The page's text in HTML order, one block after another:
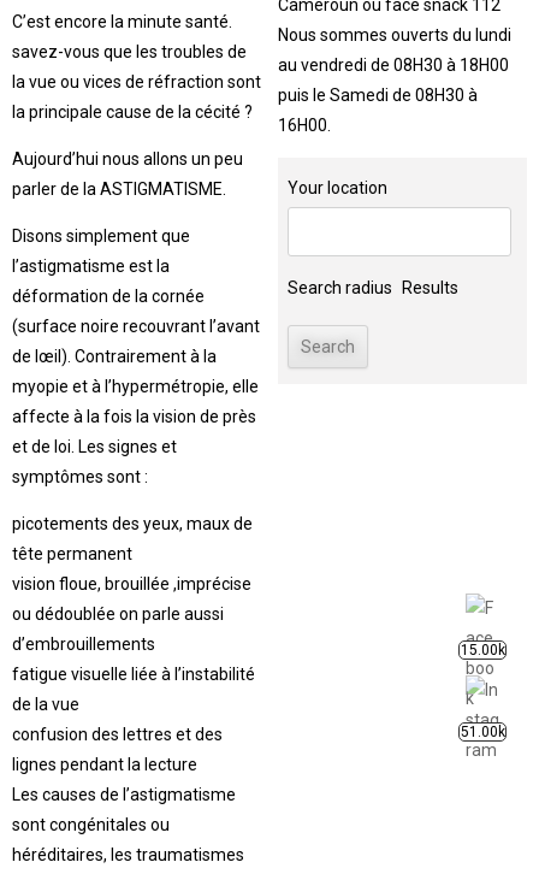
C’est encore la minute santé.
savez-vous que les troubles de
la vue ou vices de réfraction sont
la principale cause de la cécité ?
Aujourd’hui nous allons un peu
parler de la ASTIGMATISME.
Disons simplement que
l’astigmatisme est la
déformation de la cornée
(surface noire recouvrant l’avant
de lœil). Contrairement à la
myopie et à l’hypermétropie, elle
affecte à la fois la vision de près
et de loi. Les signes et
symptômes sont :
picotements des yeux, maux de
tête permanent
vision floue, brouillée ,imprécise
ou dédoublée on parle aussi
d’embrouillements
fatigue visuelle liée à l’instabilité
de la vue
confusion des lettres et des
lignes pendant la lecture
Les causes de l’astigmatisme
sont congénitales ou
héréditaires, les traumatismes
Cameroun ou face snack 112
Nous sommes ouverts du lundi
au vendredi de 08H30 à 18H00
puis le Samedi de 08H30 à
16H00.
Your location
Search radius Results
15.00k
51.00k